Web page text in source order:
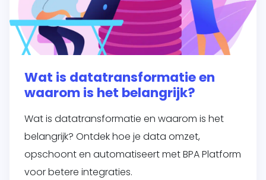
Wat is datatransformatie en
waarom is het belangrijk?
Wat is datatransformatie en waarom is het
belangrijk? Ontdek hoe je data omzet,
opschoont en automatiseert met BPA Platform
voor betere integraties.